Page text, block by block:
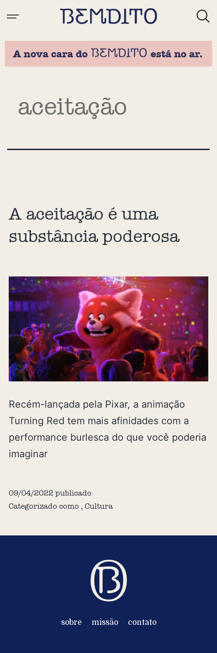
aceitação
A aceitação é uma
substância poderosa
Recém-lançada pela Pixar, a animação
Turning Red tem mais afinidades com a
performance burlesca do que você poderia
imaginar
09/04/2022publicado
Categorizado como , Cultura
sobre missão contato